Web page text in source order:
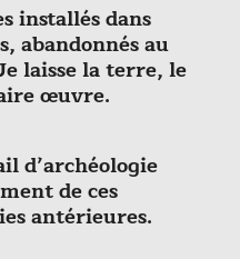
installés dans
abandonnés au
laisse la terre, le
œuvre.
d’archéologie
de ces
antérieures.